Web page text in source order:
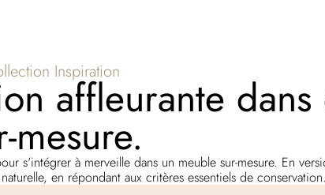
Inspiration
affleurante
mesure.
s'intégrer à merveille dans un meuble sur-mesure. En
en répondant aux critères essentiels de conservation.